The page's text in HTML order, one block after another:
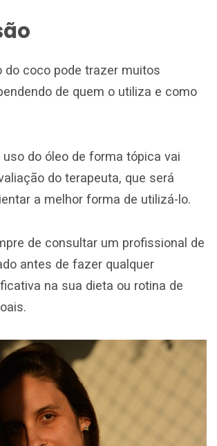
do coco pode trazer muitos
de quem o utiliza e como
do óleo de forma tópica vai
do terapeuta, que será
a melhor forma de utilizá-lo.
de consultar um profissional de
antes de fazer qualquer
na sua dieta ou rotina de